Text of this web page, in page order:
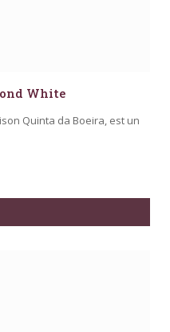
White
Quinta da Boeira, est un